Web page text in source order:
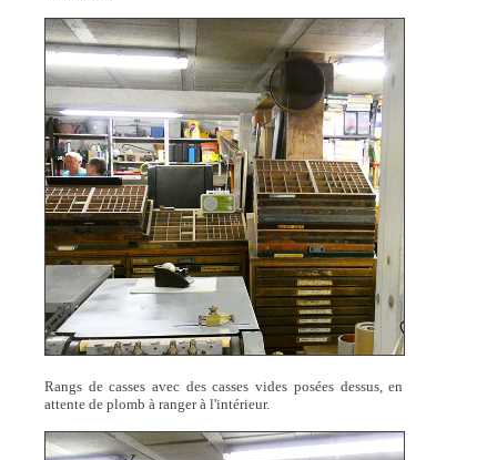
Rangs de casses avec des casses vides posées dessus, en
attente de plomb à ranger à l'intérieur.